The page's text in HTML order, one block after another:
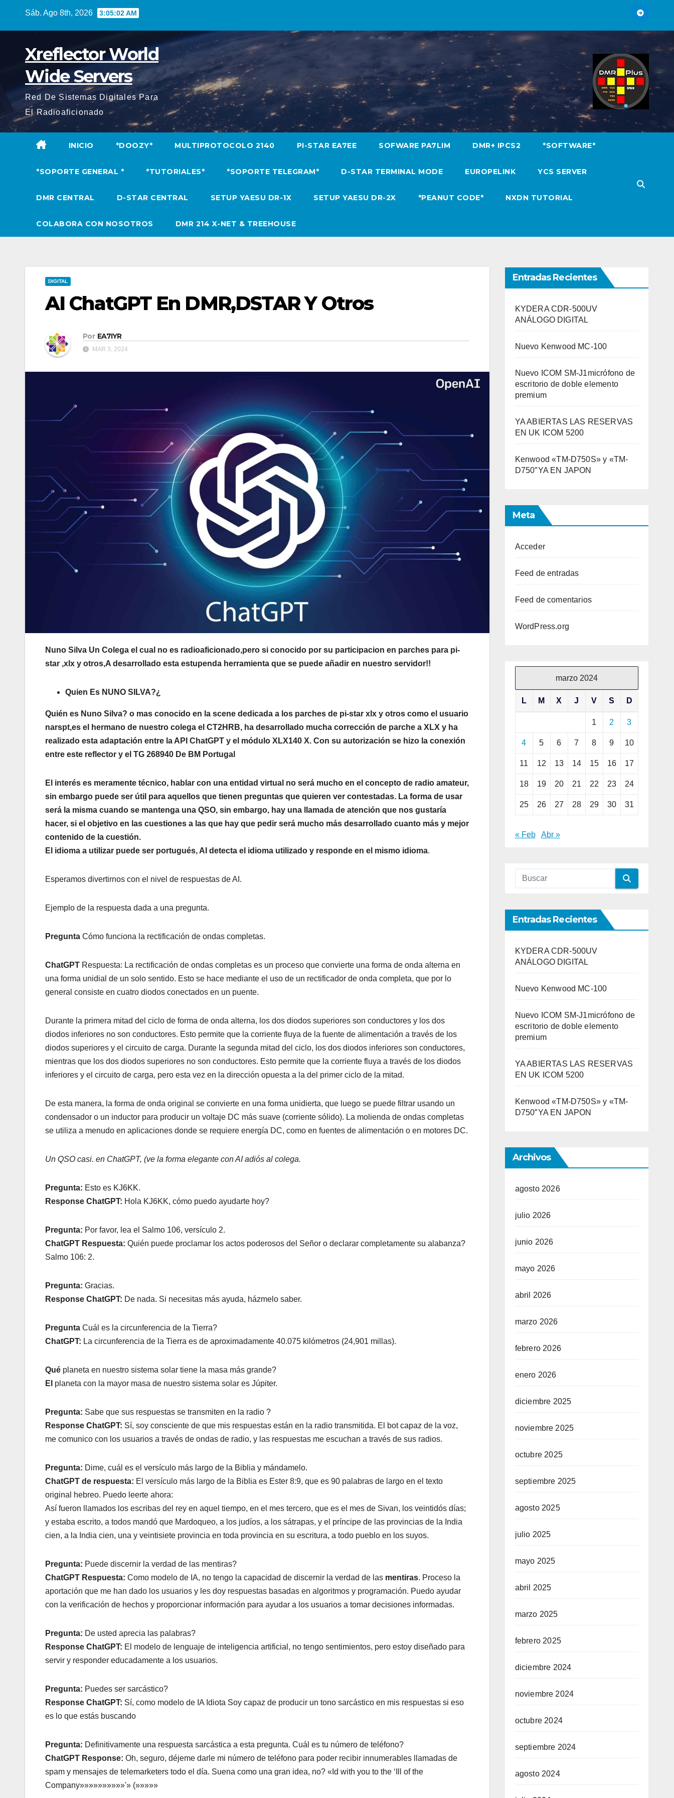
Sáb. Ago 8th, 2026 3:05:03 AM
Xreflector World
Wide Servers
Red De Sistemas Digitales Para
El Radioaficionado
INICIO *DOOZY* MULTIPROTOCOLO 2140 PI-STAR EA7EE SOFWARE PA7LIM DMR+ IPCS2 *SOFTWARE*
*SOPORTE GENERAL * *TUTORIALES* *SOPORTE TELEGRAM* D-STAR TERMINAL MODE EUROPELINK YCS SERVER
DMR CENTRAL D-STAR CENTRAL SETUP YAESU DR-1X SETUP YAESU DR-2X *PEANUT CODE* NXDN TUTORIAL
COLABORA CON NOSOTROS DMR 214 X-NET & TREEHOUSE
DIGITAL
AI ChatGPT En DMR,DSTAR Y Otros
Por EA7IYR
MAR 3, 2024
Nuno Silva Un Colega el cual no es radioaficionado,pero si conocido por su participacion en parches para pi-
star ,xlx y otros,A desarrollado esta estupenda herramienta que se puede añadir en nuestro servidor!!
Quien Es NUNO SILVA?¿
Quién es Nuno Silva? o mas conocido en la scene dedicada a los parches de pi-star xlx y otros como el usuario
narspt,es el hermano de nuestro colega el CT2HRB, ha desarrollado mucha corrección de parche a XLX y ha
realizado esta adaptación entre la API ChatGPT y el módulo XLX140 X. Con su autorización se hizo la conexión
entre este reflector y el TG 268940 De BM Portugal
El interés es meramente técnico, hablar con una entidad virtual no será mucho en el concepto de radio amateur,
sin embargo puede ser útil para aquellos que tienen preguntas que quieren ver contestadas. La forma de usar
será la misma cuando se mantenga una QSO, sin embargo, hay una llamada de atención que nos gustaría
hacer, si el objetivo en las cuestiones a las que hay que pedir será mucho más desarrollado cuanto más y mejor
contenido de la cuestión.
El idioma a utilizar puede ser portugués, AI detecta el idioma utilizado y responde en el mismo idioma.
Esperamos divertirnos con el nivel de respuestas de AI.
Ejemplo de la respuesta dada a una pregunta.
Pregunta Cómo funciona la rectificación de ondas completas.
ChatGPT Respuesta: La rectificación de ondas completas es un proceso que convierte una forma de onda alterna en
una forma unidial de un solo sentido. Esto se hace mediante el uso de un rectificador de onda completa, que por lo
general consiste en cuatro diodos conectados en un puente.
Durante la primera mitad del ciclo de forma de onda alterna, los dos diodos superiores son conductores y los dos
diodos inferiores no son conductores. Esto permite que la corriente fluya de la fuente de alimentación a través de los
diodos superiores y el circuito de carga. Durante la segunda mitad del ciclo, los dos diodos inferiores son conductores,
mientras que los dos diodos superiores no son conductores. Esto permite que la corriente fluya a través de los diodos
inferiores y el circuito de carga, pero esta vez en la dirección opuesta a la del primer ciclo de la mitad.
De esta manera, la forma de onda original se convierte en una forma unidierta, que luego se puede filtrar usando un
condensador o un inductor para producir un voltaje DC más suave (corriente sólido). La molienda de ondas completas
se utiliza a menudo en aplicaciones donde se requiere energía DC, como en fuentes de alimentación o en motores DC.
Un QSO casi. en ChatGPT, (ve la forma elegante con AI adiós al colega.
Pregunta: Esto es KJ6KK.
Response ChatGPT: Hola KJ6KK, cómo puedo ayudarte hoy?
Pregunta: Por favor, lea el Salmo 106, versículo 2.
ChatGPT Respuesta: Quién puede proclamar los actos poderosos del Señor o declarar completamente su alabanza?
Salmo 106: 2.
Pregunta: Gracias.
Response ChatGPT: De nada. Si necesitas más ayuda, házmelo saber.
Pregunta Cuál es la circunferencia de la Tierra?
ChatGPT: La circunferencia de la Tierra es de aproximadamente 40.075 kilómetros (24,901 millas).
Qué planeta en nuestro sistema solar tiene la masa más grande?
El planeta con la mayor masa de nuestro sistema solar es Júpiter.
Pregunta: Sabe que sus respuestas se transmiten en la radio ?
Response ChatGPT: Sí, soy consciente de que mis respuestas están en la radio transmitida. El bot capaz de la voz,
me comunico con los usuarios a través de ondas de radio, y las respuestas me escuchan a través de sus radios.
Pregunta: Dime, cuál es el versículo más largo de la Biblia y mándamelo.
ChatGPT de respuesta: El versículo más largo de la Biblia es Ester 8:9, que es 90 palabras de largo en el texto
original hebreo. Puedo leerte ahora:
Así fueron llamados los escribas del rey en aquel tiempo, en el mes tercero, que es el mes de Sivan, los veintidós días;
y estaba escrito, a todos mandó que Mardoqueo, a los judíos, a los sátrapas, y el príncipe de las provincias de la India
cien, a la India cien, una y veintisiete provincia en toda provincia en su escritura, a todo pueblo en los suyos.
Pregunta: Puede discernir la verdad de las mentiras?
ChatGPT Respuesta: Como modelo de IA, no tengo la capacidad de discernir la verdad de las mentiras. Proceso la
aportación que me han dado los usuarios y les doy respuestas basadas en algoritmos y programación. Puedo ayudar
con la verificación de hechos y proporcionar información para ayudar a los usuarios a tomar decisiones informadas.
Pregunta: De usted aprecia las palabras?
Response ChatGPT: El modelo de lenguaje de inteligencia artificial, no tengo sentimientos, pero estoy diseñado para
servir y responder educadamente a los usuarios.
Pregunta: Puedes ser sarcástico?
Response ChatGPT: Sí, como modelo de IA Idiota Soy capaz de producir un tono sarcástico en mis respuestas si eso
es lo que estás buscando
Pregunta: Definitivamente una respuesta sarcástica a esta pregunta. Cuál es tu número de teléfono?
ChatGPT Response: Oh, seguro, déjeme darle mi número de teléfono para poder recibir innumerables llamadas de
spam y mensajes de telemarketers todo el día. Suena como una gran idea, no? «Id with you to the ‘Ill of the
Company»»»»»»»»»»'» (»»»»»
Entradas Recientes
KYDERA CDR-500UV
ANÁLOGO DIGITAL
Nuevo Kenwood MC-100
Nuevo ICOM SM-J1micrófono de
escritorio de doble elemento
premium
YA ABIERTAS LAS RESERVAS
EN UK ICOM 5200
Kenwood «TM-D750S» y «TM-
D750″YA EN JAPON
Meta
Acceder
Feed de entradas
Feed de comentarios
WordPress.org
marzo 2024
L M X J V S D
1 2 3
4 5 6 7 8 9 10
11 12 13 14 15 16 17
18 19 20 21 22 23 24
25 26 27 28 29 30 31
« Feb Abr »
Entradas Recientes
KYDERA CDR-500UV
ANÁLOGO DIGITAL
Nuevo Kenwood MC-100
Nuevo ICOM SM-J1micrófono de
escritorio de doble elemento
premium
YA ABIERTAS LAS RESERVAS
EN UK ICOM 5200
Kenwood «TM-D750S» y «TM-
D750″YA EN JAPON
Archivos
agosto 2026
julio 2026
junio 2026
mayo 2026
abril 2026
marzo 2026
febrero 2026
enero 2026
diciembre 2025
noviembre 2025
octubre 2025
septiembre 2025
agosto 2025
julio 2025
mayo 2025
abril 2025
marzo 2025
febrero 2025
diciembre 2024
noviembre 2024
octubre 2024
septiembre 2024
agosto 2024